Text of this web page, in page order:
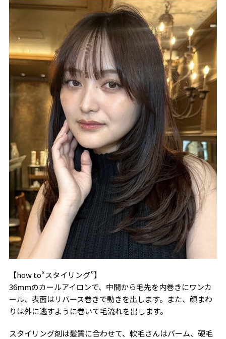
【how to“スタイリング”】
36mmのカールアイロンで、中間から毛先を内巻きにワンカ
ール、表面はリバース巻きで動きを出します。また、顔まわ
りは外に逃すように巻いて毛流れを出します。
スタイリング剤は髪質に合わせて、軟毛さんはバーム、硬毛